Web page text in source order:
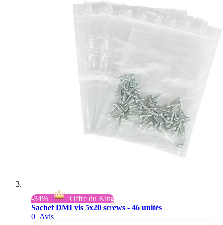
-34%
Offre du King
Sachet DMI vis 5x20 screws - 46 unités
0 Avis